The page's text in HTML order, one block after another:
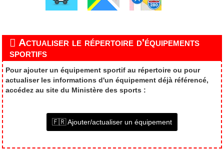
Actualiser le répertoire d'équipements
sportifs
Pour ajouter un équipement sportif au répertoire ou pour
actualiser les informations d'un équipement déjà référencé,
accédez au site du Ministère des sports :
🇫🇷 Ajouter/actualiser un équipement